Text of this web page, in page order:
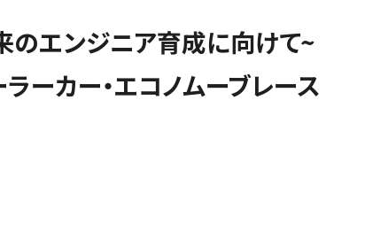
のエンジニア育成に向けて~
ーカー・エコノムーブレース